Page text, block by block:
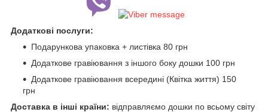
Додаткові послуги:
Подарункова упаковка + листівка 80 грн
Додаткове гравіювання з іншого боку дошки 100 грн
Додаткове гравіювання всередині (Квітка життя) 150
грн
Доставка в інші країни: відправляємо дошки по всьому світу